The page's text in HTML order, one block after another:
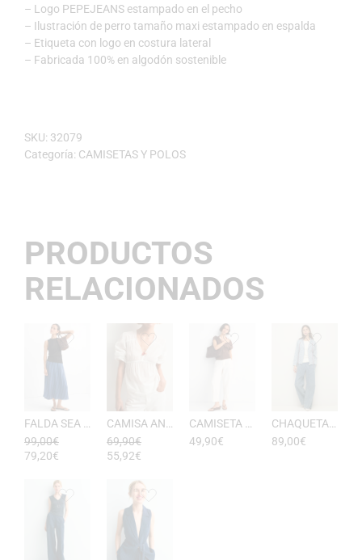
– Logo PEPEJEANS estampado en el pecho
– Ilustración de perro tamaño maxi estampado en espalda
– Etiqueta con logo en costura lateral
– Fabricada 100% en algodón sostenible
SKU: 32079
Categoría: CAMISETAS Y POLOS
PRODUCTOS
RELACIONADOS
99,00€
79,20€
69,90€
55,92€
49,90€
89,00€